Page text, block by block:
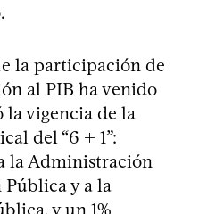
la participación de
al PIB ha venido
vigencia de la
del “6 + 1”:
la Administración
y a la
y un 1%